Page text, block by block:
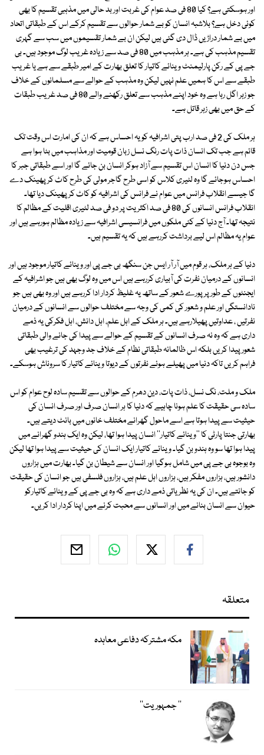
اور ہوسکتی ہے؟ کیا 80 فی صد عوام کی غربت اور بد حالی میں مذہبی تقسیم کا بھی
کوئی دخل ہے؟ بلاشبہ انسان کو بے شمار حوالوں سے تقسیم کرکے اس کے طبقاتی اتحاد
میں بے شمار دراڑیں ڈال دی گئی ہیں لیکن ان بے شمار تقسیموں میں سب سے گہری
تقسیم مذہب کی ہے۔ ہر مذہب میں 80 فی صد سے زیادہ غریب لوگ موجود ہیں۔ بی
جے پی کے رکن پارلیمنٹ وینائے کاتیار کا تعلق بھارت کے امیر طبقے سے ہے یا غریب
طبقے سے اس کا ہمیں علم نہیں لیکن وہ مذہب کے حوالے سے مسلمانوں کے خلاف
جو زہر اگل رہا ہے وہ خود اپنے مذہب سے تعلق رکھنے والے 80 فی صد غریب طبقات
کے حق میں بھی زہر قاتل ہے۔
ہر ملک کی 2 فی صد ارب پتی اشرافیہ کو یہ احساس ہے کہ ان کی امارت اس وقت تک
قائم ہے جب تک انسان ذات پات رنگ نسل زبان قومیت اور مذاہب میں بٹا ہوا ہے
جس دن دنیا کا انسان اس تقسیم سے آزاد ہوکر انسان بن جائے گا اور اسے طبقاتی جبر کا
احساس ہوجائے گا وہ لٹیری کلاس کو اسی طرح گاجر مولی کی طرح کاٹ کر پھینک دے
گا جیسے انقلاب فرانس میں عوام نے فرانس کی اشرافیہ کو کاٹ کر پھینک دیا تھا۔
انقلاب فرانس انسانوں کی 80 فی صد اکثریت پر دو فی صد لٹیری اقلیت کے مظالم کا
نتیجہ تھا۔ آج دنیا کے کئی ملکوں میں فرانسیسی اشرافیہ سے زیادہ مظالم ہورہے ہیں اور
عوام یہ مظالم اس لیے برداشت کررہے ہیں کہ یہ تقسیم ہیں۔
دنیا کے ہر ملک، ہر قوم میں آر آر ایس جن سنگھ بی جے پی اور وینائے کاتیار موجود ہیں اور
انسانوں کے درمیان نفرت کی آبیاری کررہے ہیں اس میں وہ لوگ بھی ہیں جو اشرافیہ کے
ایجنٹوں کے طور پر پورے شعور کے ساتھ یہ غلیظ کردار ادا کررہے ہیں اور وہ بھی ہیں جو
نادانستگی اور علم و شعور کی کمی کی وجہ سے مختلف حوالوں سے انسانوں کے درمیان
نفرتیں ، عداوتیں پھیلارہے ہیں۔ ہر ملک کے اہل علم، اہل دانش، اہل فکرکی یہ ذمے
داری ہے کہ وہ نہ صرف انسانوں کے تقسیم کے حوالے سے پیدا کی جانے والی طبقاتی
شعور پیدا کریں بلکہ اس ظالمانہ طبقاتی نظام کے خلاف جد وجہد کی ترغیب بھی
فراہم کریں تاکہ دنیا میں پھیلے ہوئے نفرتوں کے دیوتا وینائے کاتیار کا سروناش ہوسکے۔
ملک و ملت، نگ نسل، ذات پات، دین دھرم کے حوالوں سے تقسیم سادہ لوح عوام کو اس
سادہ سی حقیقت کا علم ہونا چاہیے کہ دنیا کا ہر انسان صرف اور صرف انسان کی
حیثیت سے پیدا ہوتا ہے اسے ماحول گھرانے مختلف خانوں میں بانٹ دیتے ہیں۔
بھارتی جنتا پارٹی کا ''وینائے کاتیار'' انسان پیدا ہوا تھا، لیکن وہ ایک ہندو گھرانے میں
پیدا ہوا تھا سو وہ ہندو بن گیا۔ وینائے کاتیار ایک انسان کی حیثیت سے پیدا ہوا تھا لیکن
وہ بوجوہ بی جے پی میں شامل ہوگیا اور انسان سے شیطان بن گیا۔ بھارت میں ہزاروں
دانشور ہیں، ہزاروں مفکر ہیں، ہزاروں اہل علم ہیں، ہزاروں فلسفی ہیں جو انسان کی حقیقت
کو جانتے ہیں۔ ان کی یہ نظریاتی ذمے داری ہے کہ وہ بی جے پی کے وینائے کاتیارکو
حیوان سے انسان بنانے میں اور انسانوں سے محبت کرنے میں اپنا کردار ادا کریں۔
متعلقہ
مکہ مشترکہ دفاعی معاہدہ
’’ جمہوریت‘‘